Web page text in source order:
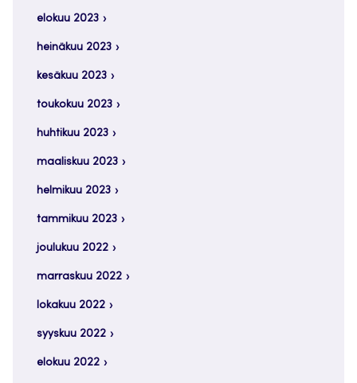
elokuu 2023
heinäkuu 2023
kesäkuu 2023
toukokuu 2023
huhtikuu 2023
maaliskuu 2023
helmikuu 2023
tammikuu 2023
joulukuu 2022
marraskuu 2022
lokakuu 2022
syyskuu 2022
elokuu 2022